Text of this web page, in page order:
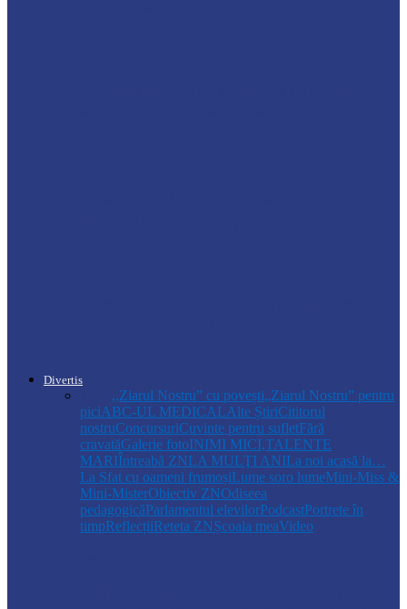
Divertis
,,Ziarul Nostru” cu povești„Ziarul Nostru” pentru
piciABC-UL MEDICALAlte ȘtiriCititorul
nostruConcursuriCuvinte pentru sufletFără
cravatăGalerie fotoINIMI MICI,TALENTE
MARIÎntreabă ZNLA MULŢI ANILa noi acasă la…
La Sfat cu oameni frumoșiLume soro lumeMini-Miss &
Mini-MisterObiectiv ZNOdiseea
pedagogicăParlamentul elevilorPodcastPortrete în
timpReflecțiiReteta ZNȘcoala meaVideo